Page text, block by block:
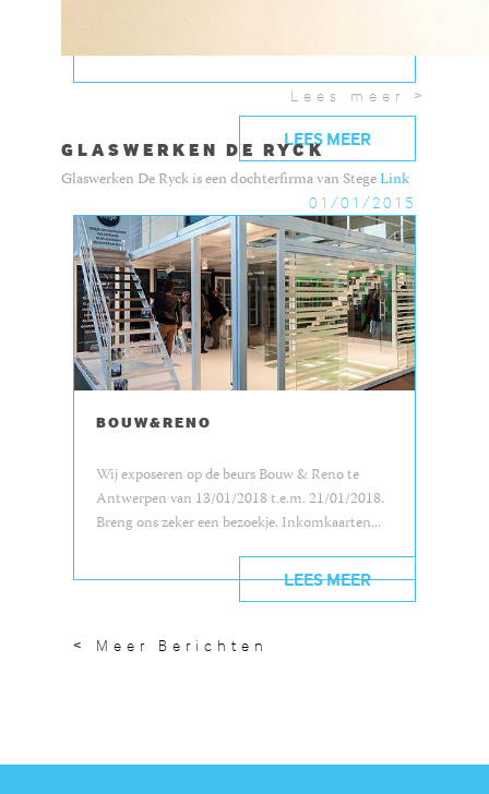
Lees meer >
GLASWERKEN DE RYCK
Glaswerken De Ryck is een dochterfirma van StegeLink
LEES MEER
01/01/2015
BOUW&RENO
Wij exposeren op de beurs Bouw & Reno te
Antwerpen van 13/01/2018 t.e.m. 21/01/2018.
Breng ons zeker een bezoekje. Inkomkaarten...
LEES MEER
< Meer Berichten